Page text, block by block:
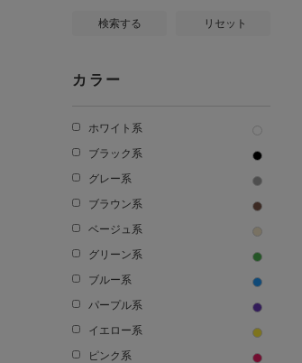
検索する リセット
カラー
ホワイト系
ブラック系
グレー系
ブラウン系
ベージュ系
グリーン系
ブルー系
パープル系
イエロー系
ピンク系